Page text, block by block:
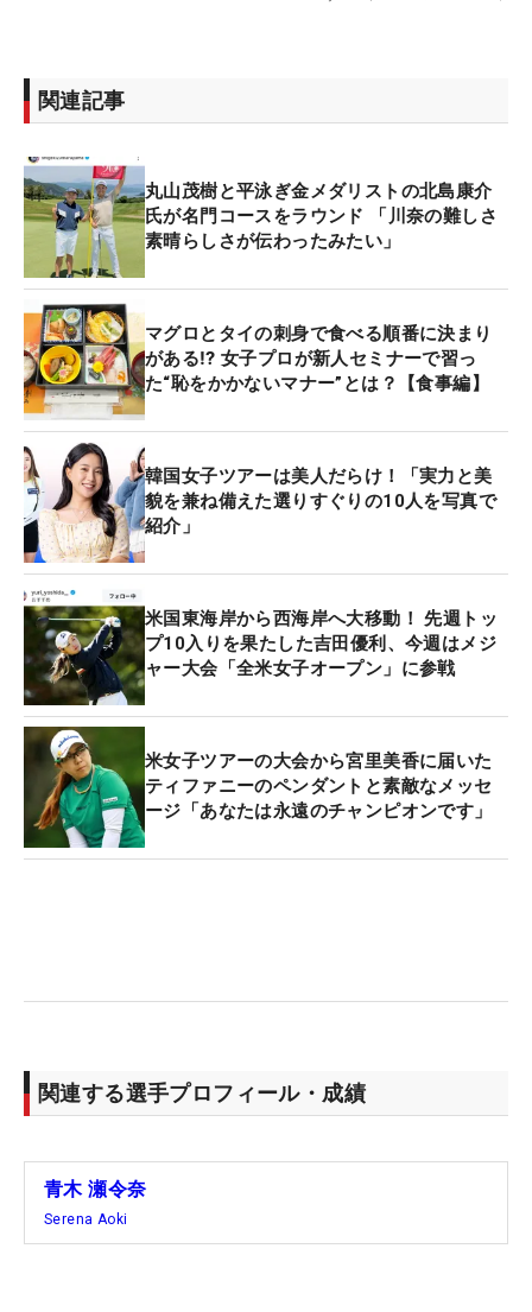
関連記事
丸山茂樹と平泳ぎ金メダリストの北島康介
氏が名門コースをラウンド 「川奈の難しさ
素晴らしさが伝わったみたい」
マグロとタイの刺身で食べる順番に決まり
がある⁉ 女子プロが新人セミナーで習っ
た“恥をかかないマナー”とは？【食事編】
韓国女子ツアーは美人だらけ！「実力と美
貌を兼ね備えた選りすぐりの10人を写真で
紹介」
米国東海岸から西海岸へ大移動！ 先週トッ
プ10入りを果たした吉田優利、今週はメジ
ャー大会「全米女子オープン」に参戦
米女子ツアーの大会から宮里美香に届いた
ティファニーのペンダントと素敵なメッセ
ージ「あなたは永遠のチャンピオンです」
関連する選手プロフィール・成績
青木 瀬令奈
Serena Aoki